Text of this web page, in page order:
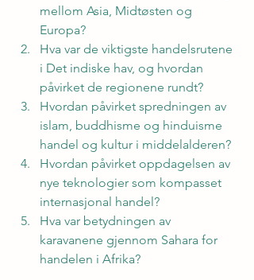
mellom Asia, Midtøsten og
Europa?
Hva var de viktigste handelsrutene
i Det indiske hav, og hvordan
påvirket de regionene rundt?
Hvordan påvirket spredningen av
islam, buddhisme og hinduisme
handel og kultur i middelalderen?
Hvordan påvirket oppdagelsen av
nye teknologier som kompasset
internasjonal handel?
Hva var betydningen av
karavanene gjennom Sahara for
handelen i Afrika?